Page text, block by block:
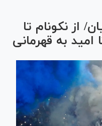
از نکونام تا
امید به قهرمانی